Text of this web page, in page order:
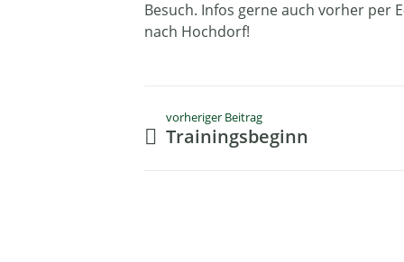
Besuch. Infos gerne auch vorher per
nach Hochdorf!
vorheriger Beitrag
Trainingsbeginn